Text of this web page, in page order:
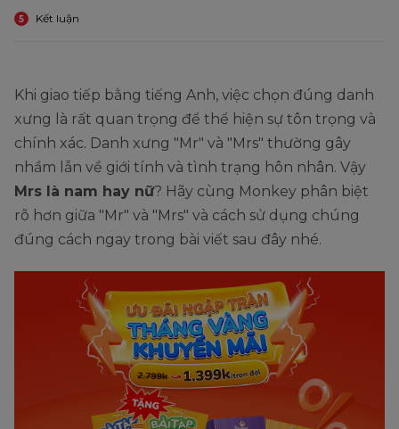
5 Kết luận
Khi giao tiếp bằng tiếng Anh, việc chọn đúng danh
xưng là rất quan trọng để thể hiện sự tôn trọng và
chính xác. Danh xưng "Mr" và "Mrs" thường gây
nhầm lẫn về giới tính và tình trạng hôn nhân. Vậy
Mrs là nam hay nữ? Hãy cùng Monkey phân biệt
rõ hơn giữa "Mr" và "Mrs" và cách sử dụng chúng
đúng cách ngay trong bài viết sau đây nhé.